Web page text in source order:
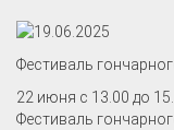
Фестиваль
22 июня с 13.00 до
Фестиваль